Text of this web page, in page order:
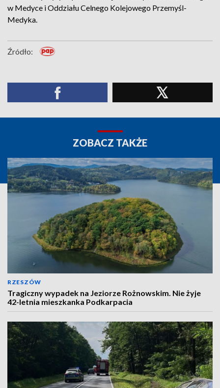
w Medyce i Oddziału Celnego Kolejowego Przemyśl-
Medyka.
Źródło:
ZOBACZ TAKŻE
RZESZÓW
Tragiczny wypadek na Jeziorze Rożnowskim. Nie żyje
42-letnia mieszkanka Podkarpacia